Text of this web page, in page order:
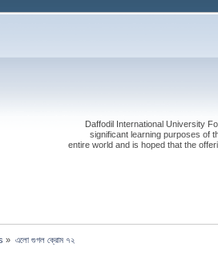
Daffodil International University
significant learning purposes of
entire world and is hoped that the
» এলো গুগল ক্রোম ৭২